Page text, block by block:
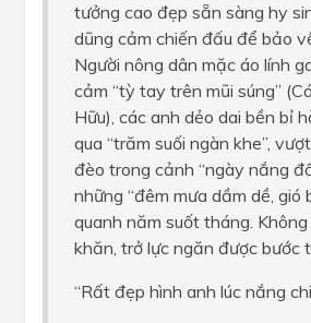
tưởng cao đẹp sẵn sàng hy
dũng cảm chiến đấu để bảo
Người nông dân mặc áo lính
cảm “tỳ tay trên mũi súng”
Hữu), các anh dẻo dai bền bỉ
qua “trăm suối ngàn khe”,
đèo trong cảnh “ngày nắng
những “đêm mưa dầm dề, gió
quanh năm suốt tháng.
khăn, trở lực ngăn được bước
“Rất đẹp hình anh lúc nắng